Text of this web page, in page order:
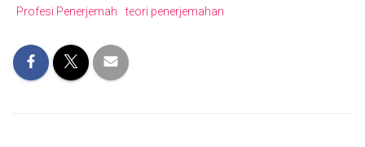
Profesi Penerjemah
teori penerjemahan